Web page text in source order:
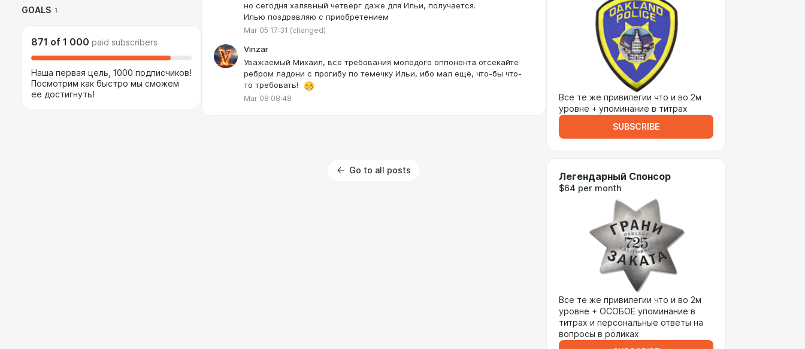
GOALS 1
871 of 1 000 paid subscribers
Наша первая цель, 1000 подписчиков!
Посмотрим как быстро мы сможем
ее достигнуть!
но сегодня халявный четверг даже для Ильи, получается.
Илью поздравляю с приобретением
Mar 05 17:31 (changed)
Vinzar
Уважаемый Михаил, все требования молодого оппонента отсекайте
ребром ладони с прогибу по темечку Ильи, ибо мал ещё, что-бы что-
то требовать!
Mar 08 08:48
Go to all posts
Все те же привилегии что и во 2м
уровне + упоминание в титрах
SUBSCRIBE
Легендарный Спонсор
$64 per month
Все те же привилегии что и во 2м
уровне + ОСОБОЕ упоминание в
титрах и персональные ответы на
вопросы в роликах